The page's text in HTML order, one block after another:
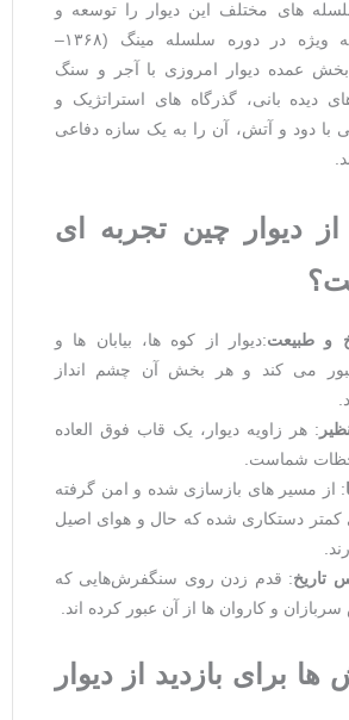
های مختلف این دیوار را توسعه و
بازسازی کردند، به ویژه در دوره سلسله مینگ (۱۳۶۸–
بخش عمده دیوار امروزی با آجر و سنگ
‌بانی، گذرگاه‌ های استراتژیک و
با دود و آتش، آن را به یک سازه دفاعی
از دیوار چین تجربه
‌ای
و طبیعت:دیوار از کوه ‌ها، بیابان ‌ها و
می ‌کند و هر بخش آن چشم ‌انداز
: هر زاویه دیوار، یک قاب فوق ‌العاده
شماست.
مسیر های بازسازی ‌شده و امن گرفته
دستکاری شده که حال ‌و هوای اصیل
: قدم زدن روی سنگفرش‌هایی که
و کاروان ‌ها از آن عبور کرده ‌اند.
‌ها برای بازدید از دیوار